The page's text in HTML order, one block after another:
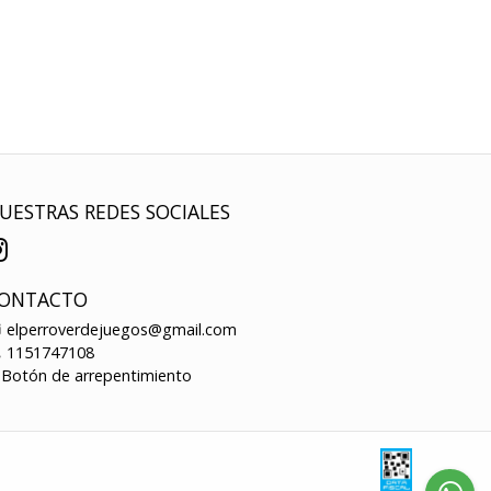
REDES SOCIALES
elperroverdejuegos@gmail.com
1151747108
de arrepentimiento